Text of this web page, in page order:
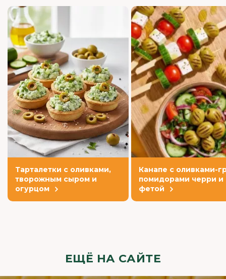
Тарталетки с оливками,
творожным сыром и
огурцом
Канапе с оливками-
помидорами черри и
фетой
ЕЩЁ НА САЙТЕ